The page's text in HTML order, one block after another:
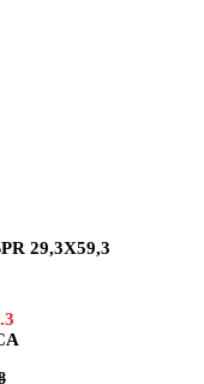
29,3X59,3